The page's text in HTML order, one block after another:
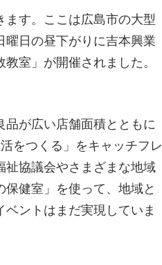
ます。ここは広島市の大型
日の昼下がりに吉本興業
室」が開催されました。
が広い店舗面積とともに
をつくる」をキャッチフレ
協議会やさまざまな地域
健室」を使って、地域と
ントはまだ実現していま